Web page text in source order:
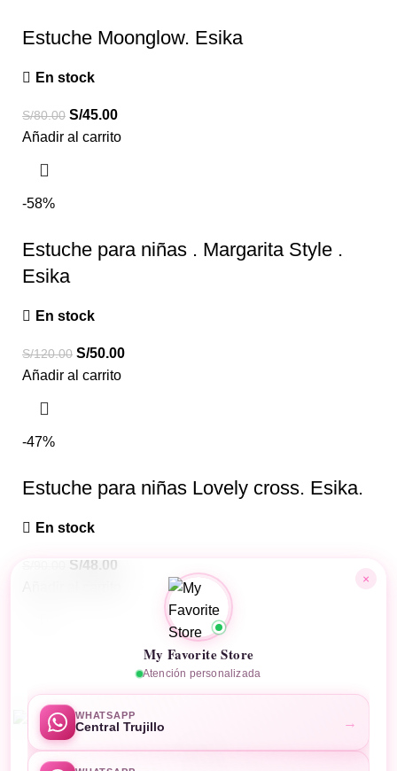
Estuche Moonglow. Esika
En stock
S/80.00 S/45.00
Añadir al carrito
-58%
Estuche para niñas . Margarita Style .
Esika
En stock
S/120.00 S/50.00
Añadir al carrito
-47%
Estuche para niñas Lovely cross. Esika.
En stock
S/48.00
MyFavoriteStoreDesarrollado porBusiness Code
Tienda
×
My Favorite Store
Atención personalizada
WHATSAPP
Central Trujillo →